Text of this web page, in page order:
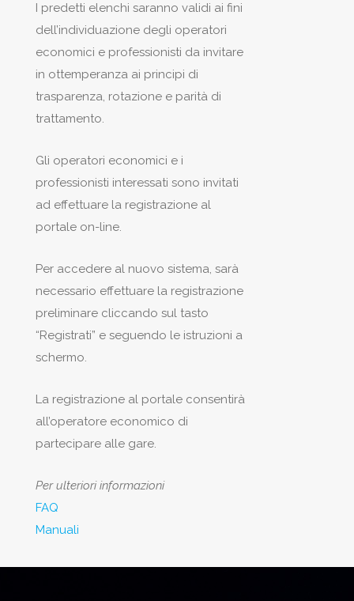
I predetti elenchi saranno validi ai fini
dell’individuazione degli operatori
economici e professionisti da invitare
in ottemperanza ai principi di
trasparenza, rotazione e parità di
trattamento.
Gli operatori economici e i
professionisti interessati sono invitati
ad effettuare la registrazione al
portale on-line.
Per accedere al nuovo sistema, sarà
necessario effettuare la registrazione
preliminare cliccando sul tasto
“Registrati” e seguendo le istruzioni a
schermo.
La registrazione al portale consentirà
all’operatore economico di
partecipare alle gare.
Per ulteriori informazioni
FAQ
Manuali